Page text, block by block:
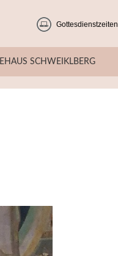
Gottesdienstzeiten
SCHWEIKLBERG